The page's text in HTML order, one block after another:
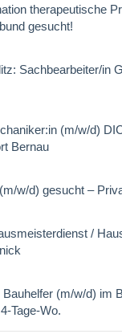
therapeutische
gesucht!
Sachbearbeiter/in
(m/w/d)
Bernau
w/d) gesucht –
/
Bauhelfer (m/w/d) im
Tage-Wo.